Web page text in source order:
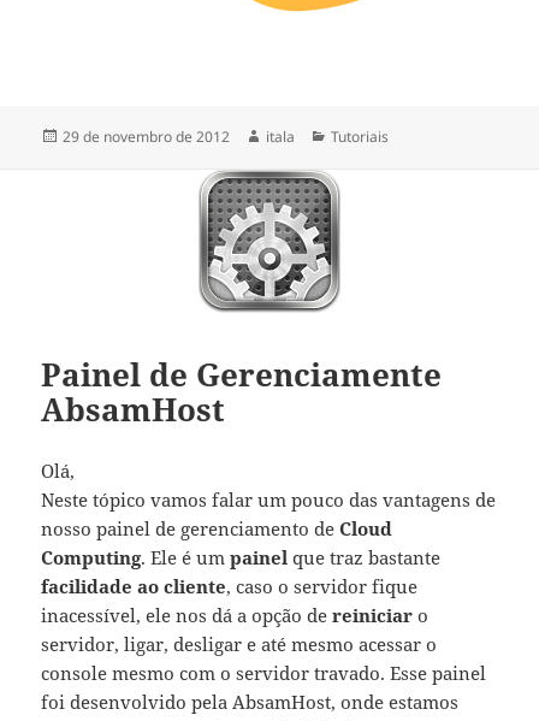
Publicado
29 de novembro de 2012 Autor
itala Categorias
Tutoriais
Painel de Gerenciamente
AbsamHost
Olá,
Neste tópico vamos falar um pouco das vantagens de
nosso painel de gerenciamento de Cloud
Computing. Ele é umpainel que traz bastante
facilidade ao cliente, caso o servidor fique
inacessível, ele nos dá a opção dereiniciar o
servidor, ligar, desligar e até mesmo acessar o
console mesmo com o servidor travado. Esse painel
foi desenvolvido pela AbsamHost, onde estamos